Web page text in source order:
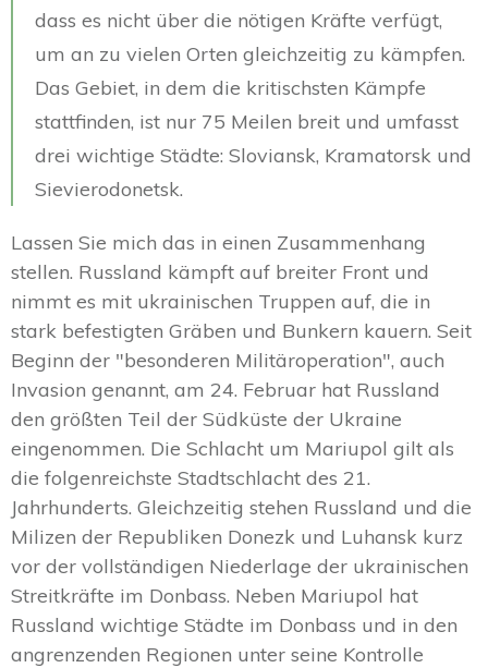
dass es nicht über die nötigen Kräfte verfügt,
um an zu vielen Orten gleichzeitig zu kämpfen.
Das Gebiet, in dem die kritischsten Kämpfe
stattfinden, ist nur 75 Meilen breit und umfasst
drei wichtige Städte: Sloviansk, Kramatorsk und
Sievierodonetsk.
Lassen Sie mich das in einen Zusammenhang
stellen. Russland kämpft auf breiter Front und
nimmt es mit ukrainischen Truppen auf, die in
stark befestigten Gräben und Bunkern kauern. Seit
Beginn der "besonderen Militäroperation", auch
Invasion genannt, am 24. Februar hat Russland
den größten Teil der Südküste der Ukraine
eingenommen. Die Schlacht um Mariupol gilt als
die folgenreichste Stadtschlacht des 21.
Jahrhunderts. Gleichzeitig stehen Russland und die
Milizen der Republiken Donezk und Luhansk kurz
vor der vollständigen Niederlage der ukrainischen
Streitkräfte im Donbass. Neben Mariupol hat
Russland wichtige Städte im Donbass und in den
angrenzenden Regionen unter seine Kontrolle